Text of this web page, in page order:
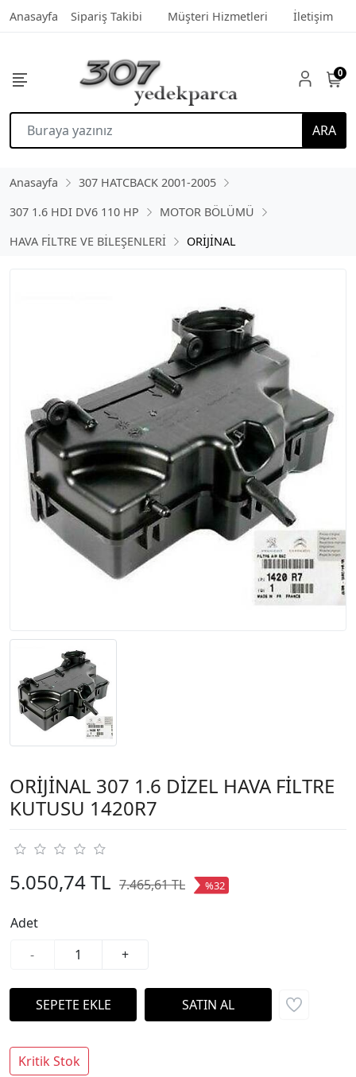
Anasayfa Sipariş Takibi Müşteri Hizmetleri İletişim
ARA
0
Anasayfa
307 HATCBACK 2001-2005
307 1.6 HDI DV6 110 HP
MOTOR BÖLÜMÜ
HAVA FİLTRE VE BİLEŞENLERİ
ORİJİNAL
ORİJİNAL 307 1.6 DİZEL HAVA FİLTRE
KUTUSU 1420R7
5.050,74 TL 7.465,61 TL %32
Adet
-
+
Kritik Stok